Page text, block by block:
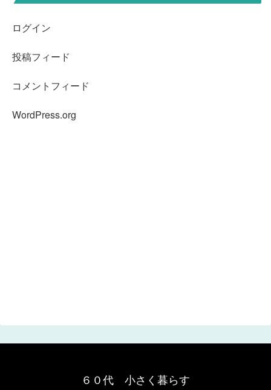
ログイン
投稿フィード
コメントフィード
WordPress.org
６０代 小さく暮らす